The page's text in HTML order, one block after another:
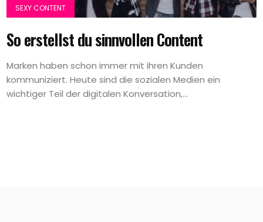
SEXY CONTENT
So erstellst du sinnvollen Content
Marken haben schon immer mit ihren Kunden
kommuniziert. Heute sind die sozialen Medien ein
wichtiger Teil der digitalen Konversation,...